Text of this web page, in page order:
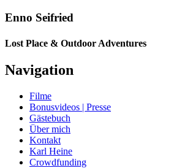
Enno Seifried
Lost Place & Outdoor Adventures
Navigation
Filme
Bonusvideos | Presse
Gästebuch
Über mich
Kontakt
Karl Heine
Crowdfunding